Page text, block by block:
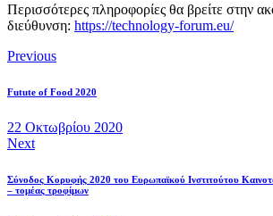
Περισσότερες πληροφορίες θα βρείτε στην
διεύθυνση: https://technology-forum.eu/
Πλοήγηση
άρθρων
Previous
Futute of Food 2020
22 Οκτωβρίου 2020
Next
Σύνοδος Κορυφής 2020 του Ευρωπαϊκού Ινστιτούτου
– τομέας τροφίμων